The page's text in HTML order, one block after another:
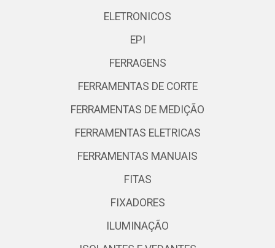
ELETRONICOS
EPI
FERRAGENS
FERRAMENTAS DE CORTE
FERRAMENTAS DE MEDIÇÃO
FERRAMENTAS ELETRICAS
FERRAMENTAS MANUAIS
FITAS
FIXADORES
ILUMINAÇÃO